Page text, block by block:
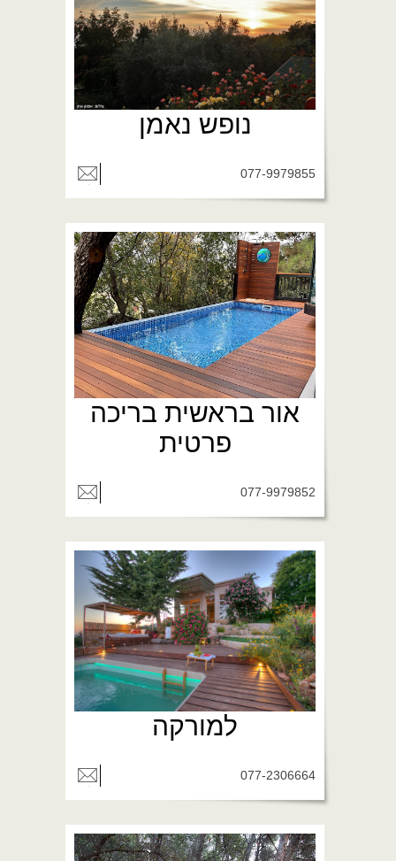
נופש נאמן
077-9979855
אור בראשית בריכה
פרטית
077-9979852
למורקה
077-2306664